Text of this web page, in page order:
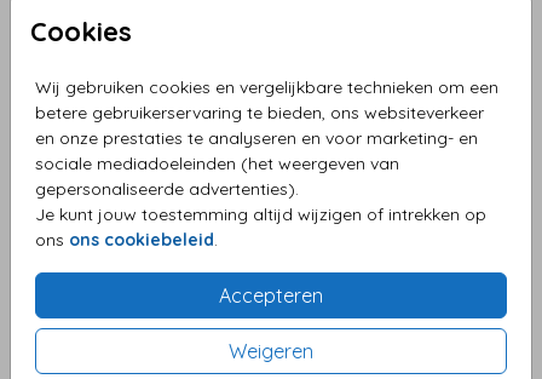
Cookies
Wij gebruiken cookies en vergelijkbare technieken om een
betere gebruikerservaring te bieden, ons websiteverkeer
en onze prestaties te analyseren en voor marketing- en
sociale mediadoeleinden (het weergeven van
gepersonaliseerde advertenties).
Je kunt jouw toestemming altijd wijzigen of intrekken op
ons ons cookiebeleid.
Accepteren
Weigeren
Olijfgroen 14 X 14
Helaas is dit product tijdelijk uitverkocht!
Heb je vragen? Neem dan contact met ons op.
Prijs:€ 0,45